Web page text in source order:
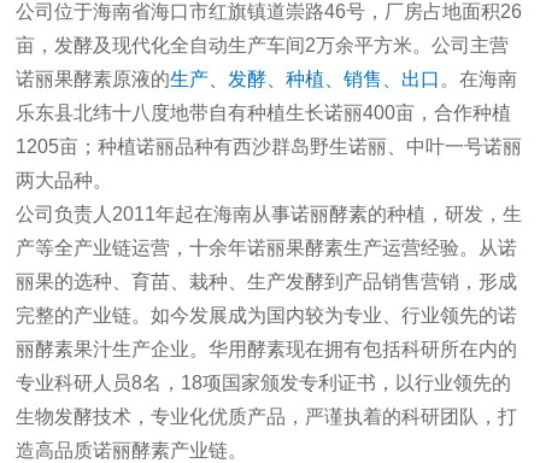
公司位于海南省海口市红旗镇道崇路46号，厂房占地面积26
亩，发酵及现代化全自动生产车间2万余平方米。公司主营
诺丽果酵素原液的生产、发酵、种植、销售、出口。在海南
乐东县北纬十八度地带自有种植生长诺丽400亩，合作种植
1205亩；种植诺丽品种有西沙群岛野生诺丽、中叶一号诺丽
两大品种。
公司负责人2011年起在海南从事诺丽酵素的种植，研发，生
产等全产业链运营，十余年诺丽果酵素生产运营经验。从诺
丽果的选种、育苗、栽种、生产发酵到产品销售营销，形成
完整的产业链。如今发展成为国内较为专业、行业领先的诺
丽酵素果汁生产企业。华用酵素现在拥有包括科研所在内的
专业科研人员8名，18项国家颁发专利证书，以行业领先的
生物发酵技术，专业化优质产品，严谨执着的科研团队，打
造高品质诺丽酵素产业链。